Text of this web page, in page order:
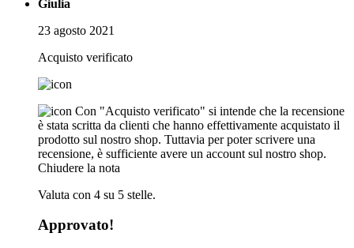
Giulia
23 agosto 2021
Acquisto verificato
Con "Acquisto verificato" si intende che la recensione
è stata scritta da clienti che hanno effettivamente acquistato il
prodotto sul nostro shop. Tuttavia per poter scrivere una
recensione, è sufficiente avere un account sul nostro shop.
Chiudere la nota
Valuta con 4 su 5 stelle.
Approvato!